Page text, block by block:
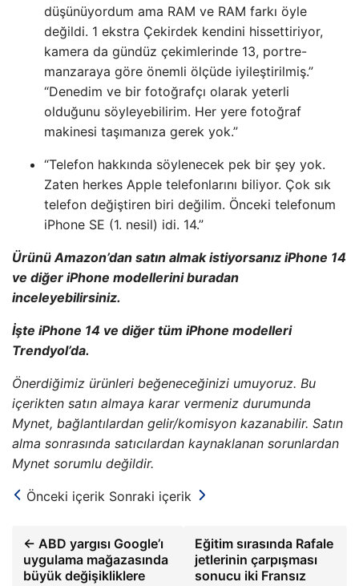
düşünüyordum ama RAM ve RAM farkı öyle
değildi. 1 ekstra Çekirdek kendini hissettiriyor,
kamera da gündüz çekimlerinde 13, portre-
manzaraya göre önemli ölçüde iyileştirilmiş.”
“Denedim ve bir fotoğrafçı olarak yeterli
olduğunu söyleyebilirim. Her yere fotoğraf
makinesi taşımanıza gerek yok.”
“Telefon hakkında söylenecek pek bir şey yok.
Zaten herkes Apple telefonlarını biliyor. Çok sık
telefon değiştiren biri değilim. Önceki telefonum
iPhone SE (1. nesil) idi. 14.”
Ürünü Amazon’dan satın almak istiyorsanız iPhone 14
ve diğer iPhone modellerini buradan
inceleyebilirsiniz.
İşte iPhone 14 ve diğer tüm iPhone modelleri
Trendyol’da.
Önerdiğimiz ürünleri beğeneceğinizi umuyoruz. Bu
içerikten satın almaya karar vermeniz durumunda
Mynet, bağlantılardan gelir/komisyon kazanabilir. Satın
alma sonrasında satıcılardan kaynaklanan sorunlardan
Mynet sorumlu değildir.
Önceki içerik Sonraki içerik
← ABD yargısı Google’ı
uygulama mağazasında
büyük değişikliklere
Eğitim sırasında Rafale
jetlerinin çarpışması
sonucu iki Fransız